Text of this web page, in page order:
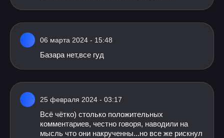
06 марта 2024 - 15:48
Базара нет,все гуд
25 февраля 2024 - 03:17
Всё чётко) столько положительных
комментариев, честно говоря, наводили на
мысль что они накрученны...но все же рискнул